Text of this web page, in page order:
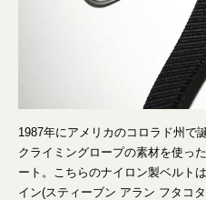
1987年にアメリカのコロラド州で
クライミングロープの素材を使っ
ート。こちらのナイロン製ベルト
イン(スティーブン アラン フタコ